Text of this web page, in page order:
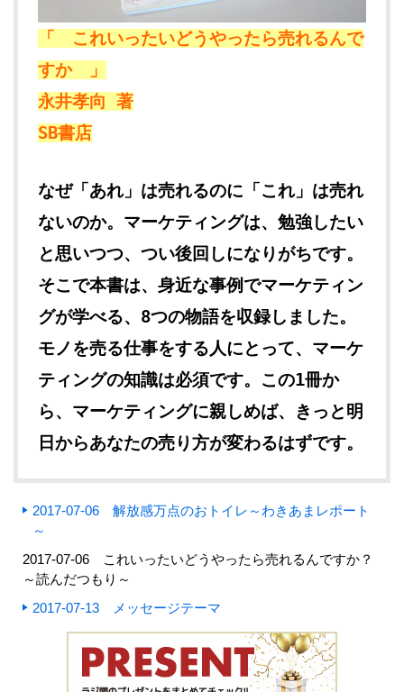
「 これいったいどうやったら売れるんで
すか 」
永井孝向 著
SB書店
なぜ「あれ」は売れるのに「これ」は売れ
ないのか。マーケティングは、勉強したい
と思いつつ、つい後回しになりがちです。
そこで本書は、身近な事例でマーケティン
グが学べる、8つの物語を収録しました。
モノを売る仕事をする人にとって、マーケ
ティングの知識は必須です。この1冊か
ら、マーケティングに親しめば、きっと明
日からあなたの売り方が変わるはずです。
2017-07-06 解放感万点のおトイレ～わきあまレポート
～
2017-07-06 これいったいどうやったら売れるんですか？
～読んだつもり～
2017-07-13 メッセージテーマ